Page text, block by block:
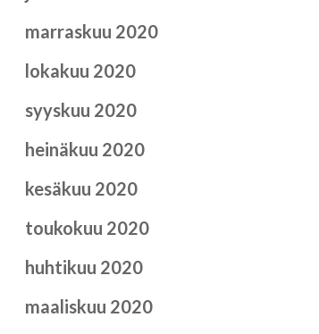
marraskuu 2020
lokakuu 2020
syyskuu 2020
heinäkuu 2020
kesäkuu 2020
toukokuu 2020
huhtikuu 2020
maaliskuu 2020